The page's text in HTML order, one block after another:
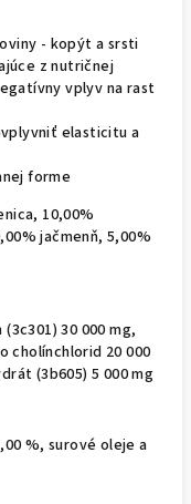
- kopýt a srsti
z nutričnej
vplyv na rast
elasticitu a
forme
10,00%
jačmenň, 5,00%
30 000 mg,
cholínchlorid 20 000
(3b605) 5 000 mg
%, surové oleje a